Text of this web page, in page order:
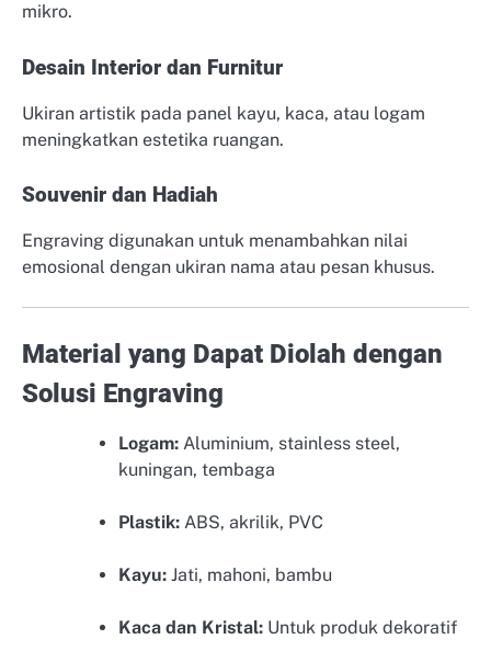
mikro.
Desain Interior dan Furnitur
Ukiran artistik pada panel kayu, kaca, atau logam
meningkatkan estetika ruangan.
Souvenir dan Hadiah
Engraving digunakan untuk menambahkan nilai
emosional dengan ukiran nama atau pesan khusus.
Material yang Dapat Diolah dengan
Solusi Engraving
Logam: Aluminium, stainless steel,
kuningan, tembaga
Plastik: ABS, akrilik, PVC
Kayu: Jati, mahoni, bambu
Kaca dan Kristal: Untuk produk dekoratif